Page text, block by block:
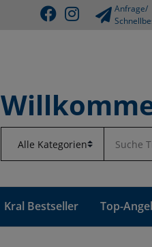
Anfrage/
Kral Bestseller Top-